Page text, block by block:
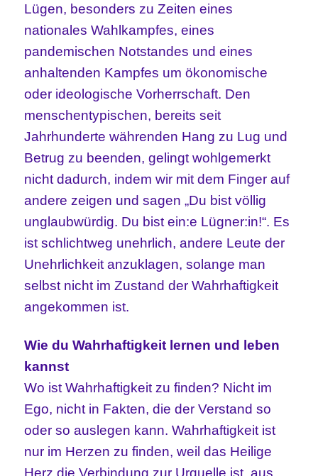
Lügen, besonders zu Zeiten eines
nationales Wahlkampfes, eines
pandemischen Notstandes und eines
anhaltenden Kampfes um ökonomische
oder ideologische Vorherrschaft. Den
menschentypischen, bereits seit
Jahrhunderte währenden Hang zu Lug und
Betrug zu beenden, gelingt wohlgemerkt
nicht dadurch, indem wir mit dem Finger auf
andere zeigen und sagen „Du bist völlig
unglaubwürdig. Du bist ein:e Lügner:in!“. Es
ist schlichtweg unehrlich, andere Leute der
Unehrlichkeit anzuklagen, solange man
selbst nicht im Zustand der Wahrhaftigkeit
angekommen ist.
Wie du Wahrhaftigkeit lernen und leben
kannst
Wo ist Wahrhaftigkeit zu finden? Nicht im
Ego, nicht in Fakten, die der Verstand so
oder so auslegen kann. Wahrhaftigkeit ist
nur im Herzen zu finden, weil das Heilige
Herz die Verbindung zur Urquelle ist, aus